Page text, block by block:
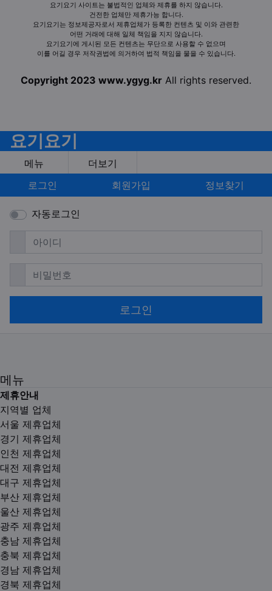
요기요기 사이트는 불법적인 업체와 제휴를 하지 않습니다.
건전한 업체만 제휴가능 합니다.
요기요기는 정보제공자로서 제휴업체가 등록한 컨텐츠 및 이와 관련한
어떤 거래에 대해 일체 책임을 지지 않습니다.
요기요기에 게시된 모든 컨텐츠는 무단으로 사용할 수 없으며
이를 어길 경우 저작권법에 의거하여 법적 책임을 물을 수 있습니다.
Copyright 2023 www.ygyg.kr All rights reserved.
요기요기
메뉴
더보기
로그인
회원가입 정보찾기
자동로그인
아이디 필수
비밀번호필수
로그인
메뉴
제휴안내
지역별 업체
서울 제휴업체
경기 제휴업체
인천 제휴업체
대전 제휴업체
대구 제휴업체
부산 제휴업체
울산 제휴업체
광주 제휴업체
충남 제휴업체
충북 제휴업체
경남 제휴업체
경북 제휴업체